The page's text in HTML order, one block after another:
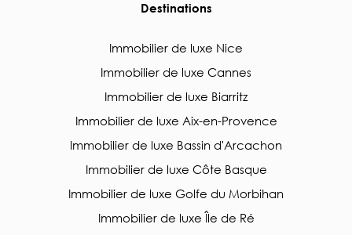
Destinations
Immobilier de luxe Nice
Immobilier de luxe Cannes
Immobilier de luxe Biarritz
Immobilier de luxe Aix-en-Provence
Immobilier de luxe Bassin d'Arcachon
Immobilier de luxe Côte Basque
Immobilier de luxe Golfe du Morbihan
Immobilier de luxe Île de Ré